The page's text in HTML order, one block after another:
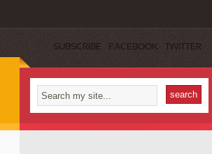
SUBSCRIBE FACEBOOK TWITTER